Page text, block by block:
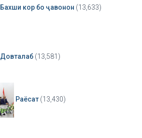
Бахши кор бо ҷавонон (13,633)
Довталаб (13,581)
Раёсат (13,430)